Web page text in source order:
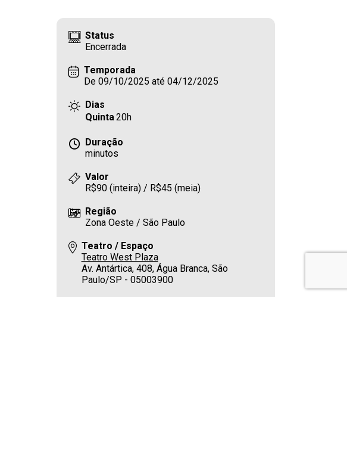
Status
Encerrada
Temporada
De 09/10/2025 até 04/12/2025
Dias
Quinta20h
Duração
minutos
Valor
R$90 (inteira) / R$45 (meia)
Região
Zona Oeste / São Paulo
Teatro / Espaço
Teatro West Plaza
Av. Antártica, 408, Água Branca, São
Paulo/SP - 05003900